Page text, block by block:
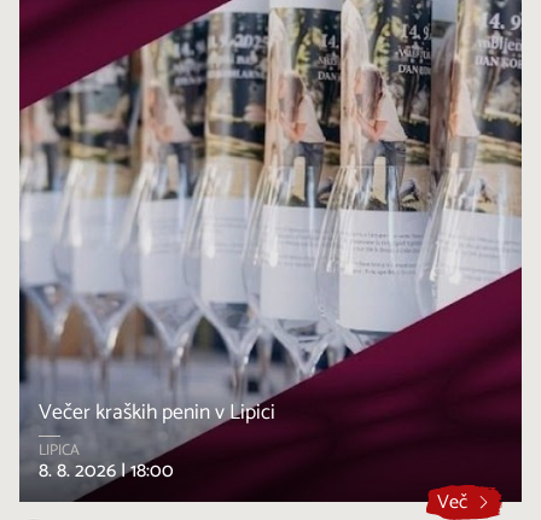
Večer kraških penin v Lipici
LIPICA
8. 8. 2026 |18:00
Več